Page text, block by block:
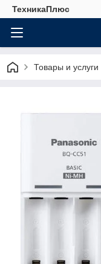
ТехникаПлюс
Товары и услуги